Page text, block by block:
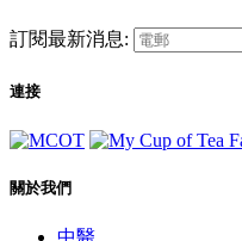
訂閱最新消息:
連接
關於我們
中醫